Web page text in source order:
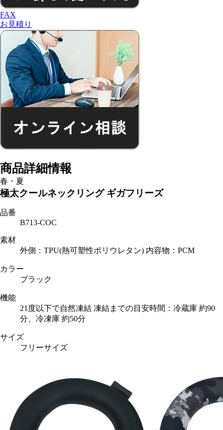
FAX
お見積り
商品詳細情報
春・夏
極太クールネックリング ギガフリーズ
品番
B713-COC
素材
外側：TPU(熱可塑性ポリウレタン) 内容物：PCM
カラー
ブラック
機能
21度以下で自然凍結 凍結までの目安時間：冷蔵庫 約90
分、冷凍庫 約50分
サイズ
フリーサイズ